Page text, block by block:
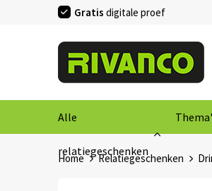
Gratis digitale proef
Alle
relatiegeschenken
Home Relatiegeschenken